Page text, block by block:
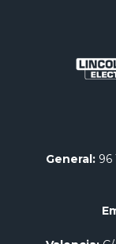
General: 96